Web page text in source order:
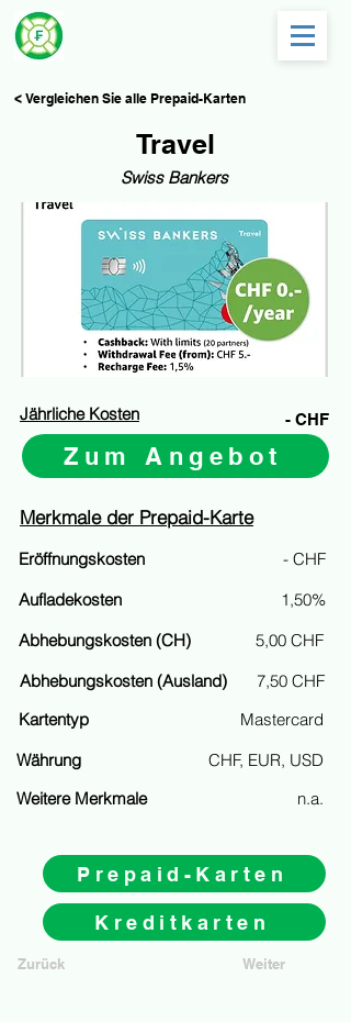
< Vergleichen Sie alle Prepaid-Karten
Travel
Swiss Bankers
Jährliche Kosten - CHF
Zum Angebot
Merkmale der Prepaid-Karte
Eröffnungskosten
- CHF
Aufladekosten
1,50%
Abhebungskosten (CH)
5,00 CHF
​Abhebungskosten (Ausland)
7,50 CHF
Kartentyp
Mastercard
Währung
CHF, EUR, USD
Weitere Merkmale
n.a.
Prepaid-Karten
Kreditkarten
Zurück Weiter